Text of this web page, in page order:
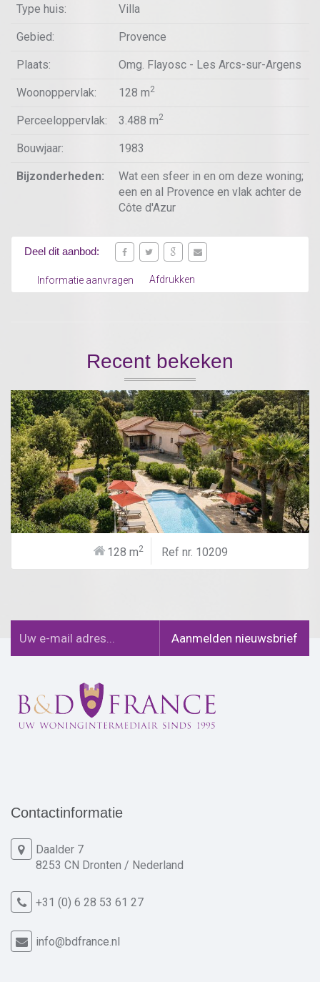
Type huis: Villa
Gebied: Provence
Plaats: Omg. Flayosc - Les Arcs-sur-Argens
Woonoppervlak: 128 m2
Perceeloppervlak: 3.488 m2
Bouwjaar: 1983
Bijzonderheden:
Wat een sfeer in en om deze woning;
een en al Provence en vlak achter de
Côte d'Azur
Deel dit aanbod:
Informatie aanvragen Afdrukken
Recent bekeken
128 m2 Ref nr. 10209
Contactinformatie
Daalder 7
8253 CN Dronten / Nederland
+31 (0) 6 28 53 61 27
info@bdfrance.nl